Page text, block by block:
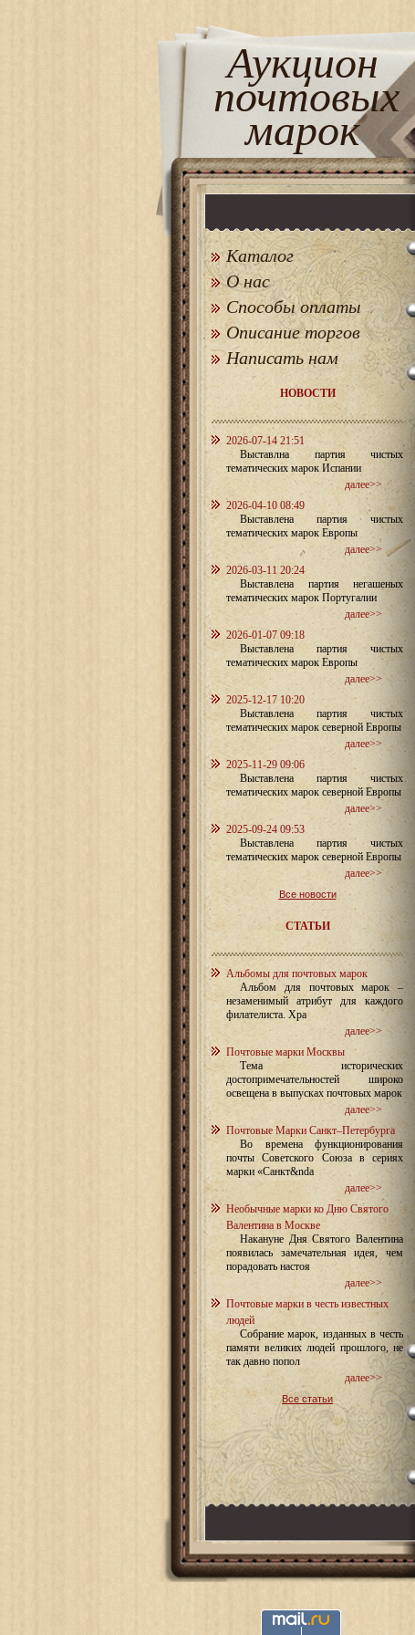
Аукцион
почтовых
марок
Каталог
О нас
Способы оплаты
Описание торгов
Написать нам
НОВОСТИ
2026-07-14 21:51
Выставлна партия чистых
тематических марок Испании
далее>>
2026-04-10 08:49
Выставлена партия чистых
тематических марок Европы
далее>>
2026-03-11 20:24
Выставлена партия негашеных
тематических марок Португалии
далее>>
2026-01-07 09:18
Выставлена партия чистых
тематических марок Европы
далее>>
2025-12-17 10:20
Выставлена партия чистых
тематических марок северной Европы
далее>>
2025-11-29 09:06
Выставлена партия чистых
тематических марок северной Европы
далее>>
2025-09-24 09:53
Выставлена партия чистых
тематических марок северной Европы
далее>>
Все новости
СТАТЬИ
Альбомы для почтовых марок
Альбом для почтовых марок –
незаменимый атрибут для каждого
филателиста. Хра
далее>>
Почтовые марки Москвы
Тема исторических
достопримечательностей широко
освещена в выпусках почтовых марок
далее>>
Почтовые Марки Санкт–Петербурга
Во времена функционирования
почты Советского Союза в сериях
марки «Санкт&nda
далее>>
Необычные марки ко Дню Святого
Валентина в Москве
Накануне Дня Святого Валентина
появилась замечательная идея, чем
порадовать настоя
далее>>
Почтовые марки в честь известных
людей
Собрание марок, изданных в честь
памяти великих людей прошлого, не
так давно попол
далее>>
Все статьи